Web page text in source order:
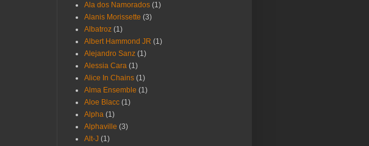
Ala dos Namorados (1)
Alanis Morissette (3)
Albatroz (1)
Albert Hammond JR (1)
Alejandro Sanz (1)
Alessia Cara (1)
Alice In Chains (1)
Alma Ensemble (1)
Aloe Blacc (1)
Alpha (1)
Alphaville (3)
Alt-J (1)